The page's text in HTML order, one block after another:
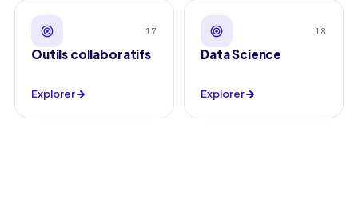
17
Outils collaboratifs
Explorer
18
Data Science
Explorer